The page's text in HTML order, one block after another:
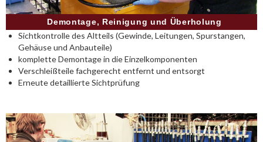
Demontage, Reinigung und Überholung
Sichtkontrolle des Altteils (Gewinde, Leitungen, Spurstangen,
Gehäuse und Anbauteile)
komplette Demontage in die Einzelkomponenten
Verschleißteile fachgerecht entfernt und entsorgt
Erneute detaillierte Sichtprüfung